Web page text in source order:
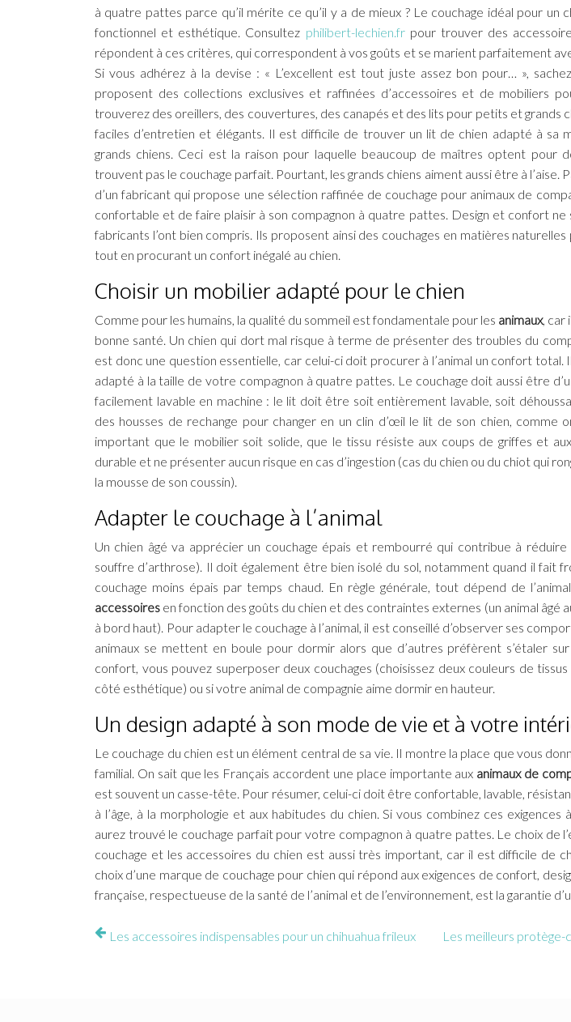
à quatre pattes parce qu’il mérite ce qu’il y a de mieux ? Le couchage idéal pour un
fonctionnel et esthétique. Consultez philibert-lechien.frpour trouver des
répondent à ces critères, qui correspondent à vos goûts et se marient parfaitement
Si vous adhérez à la devise : « L’excellent est tout juste assez bon pour… »,
proposent des collections exclusives et raffinées d’accessoires et de mobiliers
trouverez des oreillers, des couvertures, des canapés et des lits pour petits et grands
faciles d’entretien et élégants. Il est difficile de trouver un lit de chien adapté à sa
grands chiens. Ceci est la raison pour laquelle beaucoup de maîtres optent pour
trouvent pas le couchage parfait. Pourtant, les grands chiens aiment aussi être à l’aise.
d’un fabricant qui propose une sélection raffinée de couchage pour animaux de
confortable et de faire plaisir à son compagnon à quatre pattes. Design et confort
fabricants l’ont bien compris. Ils proposent ainsi des couchages en matières
tout en procurant un confort inégalé au chien.
Choisir un mobilier adapté pour le chien
Comme pour les humains, la qualité du sommeil est fondamentale pour les animaux, car
bonne santé. Un chien qui dort mal risque à terme de présenter des troubles du
est donc une question essentielle, car celui-ci doit procurer à l’animal un confort
adapté à la taille de votre compagnon à quatre pattes. Le couchage doit aussi être
facilement lavable en machine : le lit doit être soit entièrement lavable, soit
des housses de rechange pour changer en un clin d’œil le lit de son chien, comme
important que le mobilier soit solide, que le tissu résiste aux coups de griffes et
durable et ne présenter aucun risque en cas d’ingestion (cas du chien ou du chiot qui
la mousse de son coussin).
Adapter le couchage à l’animal
Un chien âgé va apprécier un couchage épais et rembourré qui contribue à
souffre d’arthrose). Il doit également être bien isolé du sol, notamment quand il fait
couchage moins épais par temps chaud. En règle générale, tout dépend de
accessoires en fonction des goûts du chien et des contraintes externes (un animal âgé
à bord haut). Pour adapter le couchage à l’animal, il est conseillé d’observer ses
animaux se mettent en boule pour dormir alors que d’autres préfèrent s’étaler
confort, vous pouvez superposer deux couchages (choisissez deux couleurs de
côté esthétique) ou si votre animal de compagnie aime dormir en hauteur.
Un design adapté à son mode de vie et à votre
Le couchage du chien est un élément central de sa vie. Il montre la place que vous
familial. On sait que les Français accordent une place importante aux animaux de
est souvent un casse-tête. Pour résumer, celui-ci doit être confortable, lavable,
à l’âge, à la morphologie et aux habitudes du chien. Si vous combinez ces
aurez trouvé le couchage parfait pour votre compagnon à quatre pattes. Le choix de
couchage et les accessoires du chien est aussi très important, car il est difficile de
choix d’une marque de couchage pour chien qui répond aux exigences de confort,
française, respectueuse de la santé de l’animal et de l’environnement, est la garantie
Les accessoires indispensables pour un chihuahua frileux
Les meilleurs protège-